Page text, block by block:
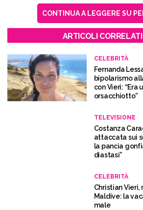
CONTINUA A LEGGERE SU
ARTICOLI CORRELATI
CELEBRITÀ
Fernanda
bipolarismo
con Vieri: “Era
orsacchiotto”
TELEVISIONE
Costanza
attaccata sui
la pancia
diastasi”
CELEBRITÀ
Christian Vieri,
Maldive: la
male